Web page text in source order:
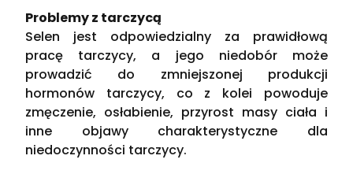
Problemy z tarczycą
Selen jest odpowiedzialny za prawidłową
pracę tarczycy, a jego niedobór może
prowadzić do zmniejszonej produkcji
hormonów tarczycy, co z kolei powoduje
zmęczenie, osłabienie, przyrost masy ciała i
inne objawy charakterystyczne dla
niedoczynności tarczycy​.